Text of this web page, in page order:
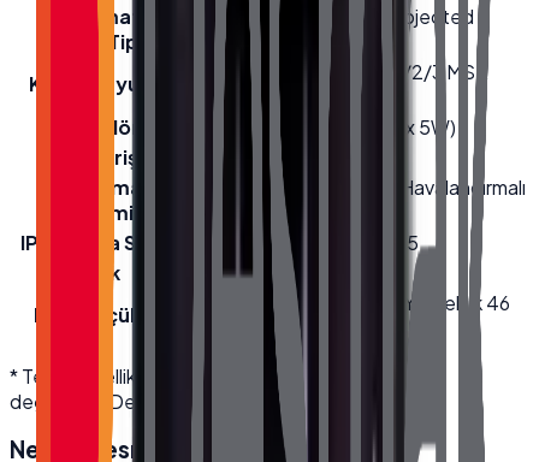
Dokunmatik
Ekran Tipi
10 Nokta Multi-Touch (Projected
Capacitive)
Kart Okuyucu
Manyetik Kart Okuyucu 1/2/3 MSR
RFID
Hoparlör
2 x Hoparlör 4.9V 3W (Max 5W)
Güç Girişi
Adaptör 12V, 7A DC
Soğutma
Sistemi
Fan-Sız Pasif Soğutma (Havalandırmalı
Kasa)
IP Koruma Sınıfı
Ön Panel IP65 / Front IP65
Renk
Beyaz
Kutu Ölçüleri
En 22.5 cm · Boy 62 cm · Yükseklik 46
* Teknik özellikler üretici kaynaklıdır; modele göre
değişebilir. Detaylı bilgi için bize ulaşın.
Neden Desmak